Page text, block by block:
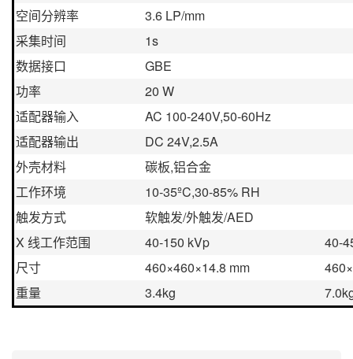
空间分辨率
3.6 LP/mm
采集时间
1s
数据接口
GBE
功率
20 W
适配器输入
AC 100-240V,50-60Hz
适配器输出
DC 24V,2.5A
外壳材料
碳板,铝合金
工作环境
10-35ºC,30-85% RH
触发方式
软触发/外触发/AED
X 线工作范围
40-150 kVp
40-
尺寸
460×460×14.8 mm
重量
3.4kg